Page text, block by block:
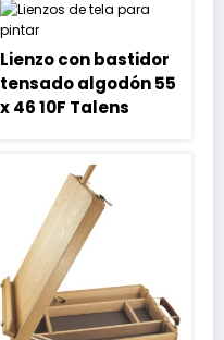
Lienzo con bastidor
tensado algodón 55
x 46 10F Talens